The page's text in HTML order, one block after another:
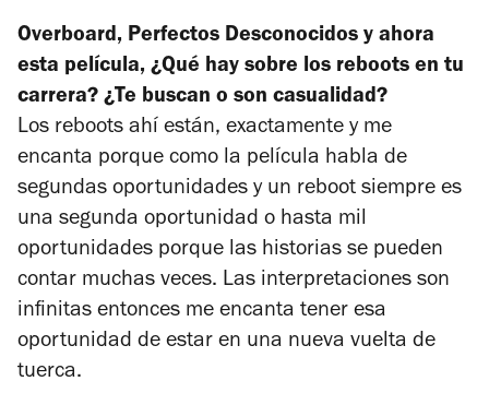
Overboard, Perfectos Desconocidos y ahora
esta película, ¿Qué hay sobre los reboots en tu
carrera? ¿Te buscan o son casualidad?
Los reboots ahí están, exactamente y me
encanta porque como la película habla de
segundas oportunidades y un reboot siempre es
una segunda oportunidad o hasta mil
oportunidades porque las historias se pueden
contar muchas veces. Las interpretaciones son
infinitas entonces me encanta tener esa
oportunidad de estar en una nueva vuelta de
tuerca.